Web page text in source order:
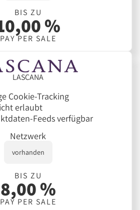
BIS ZU
%
PAY PER SALE
LASCANA
Cookie-Tracking
erlaubt
Feeds verfügbar
Netzwerk
vorhanden
BIS ZU
8,00 %
PAY PER SALE